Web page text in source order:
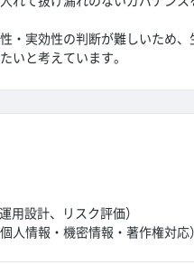
・実効性の判断が難しいため
いと考えています。
用設計、リスク評価）
人情報・機密情報・著作権対応